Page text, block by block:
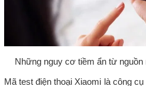
Những nguy cơ tiềm ẩn từ
Mã test điện thoại Xiaomi là công